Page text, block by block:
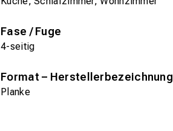
Fase / Fuge
4-seitig
Format – Herstellerbezeichnung
Planke